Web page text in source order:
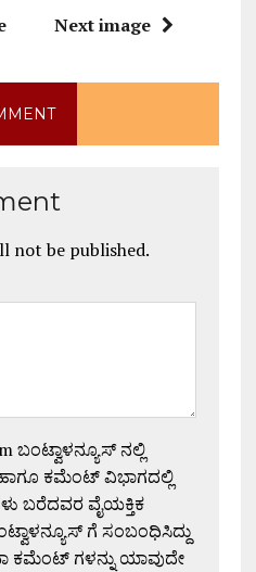
Next image
not be published.
ಬಂಟ್ವಾಳನ್ಯೂಸ್ ನಲ್ಲಿ
ಕಮೆಂಟ್ ವಿಭಾಗದಲ್ಲಿ
ಬರೆದವರ ವೈಯಕ್ತಿಕ
ಗೆ ಸಂಬಂಧಿಸಿದ್ದು
ಕಮೆಂಟ್ ಗಳನ್ನು ಯಾವುದೇ